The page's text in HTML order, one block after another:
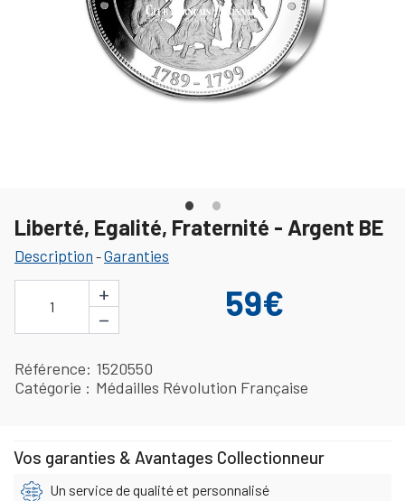
Liberté, Egalité, Fraternité - Argent BE
Description -Garanties
1
+
−
59€
Référence 1520550
Catégorie
Médailles Révolution Française
Vos garanties & Avantages Collectionneur
Un service de qualité et personnalisé